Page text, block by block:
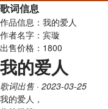
歌词信息
作品信息：我的爱人
作者名字：宾璇
出售价格：1800
我的爱人
歌词出售· 2023-03-25
我的爱人，